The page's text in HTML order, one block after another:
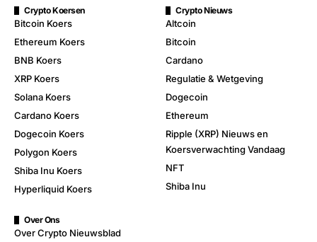
Crypto Koersen
Bitcoin Koers
Ethereum Koers
BNB Koers
XRP Koers
Solana Koers
Cardano Koers
Dogecoin Koers
Polygon Koers
Shiba Inu Koers
Hyperliquid Koers
Crypto Nieuws
Altcoin
Bitcoin
Cardano
Regulatie & Wetgeving
Dogecoin
Ethereum
Ripple (XRP) Nieuws en
Koersverwachting Vandaag
NFT
Shiba Inu
Over Ons
Over Crypto Nieuwsblad